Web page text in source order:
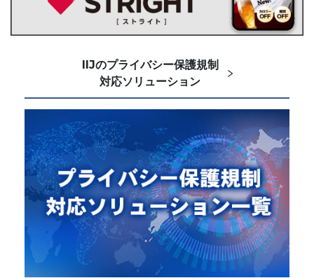
IIJのプライバシー保護規制
対応ソリューション